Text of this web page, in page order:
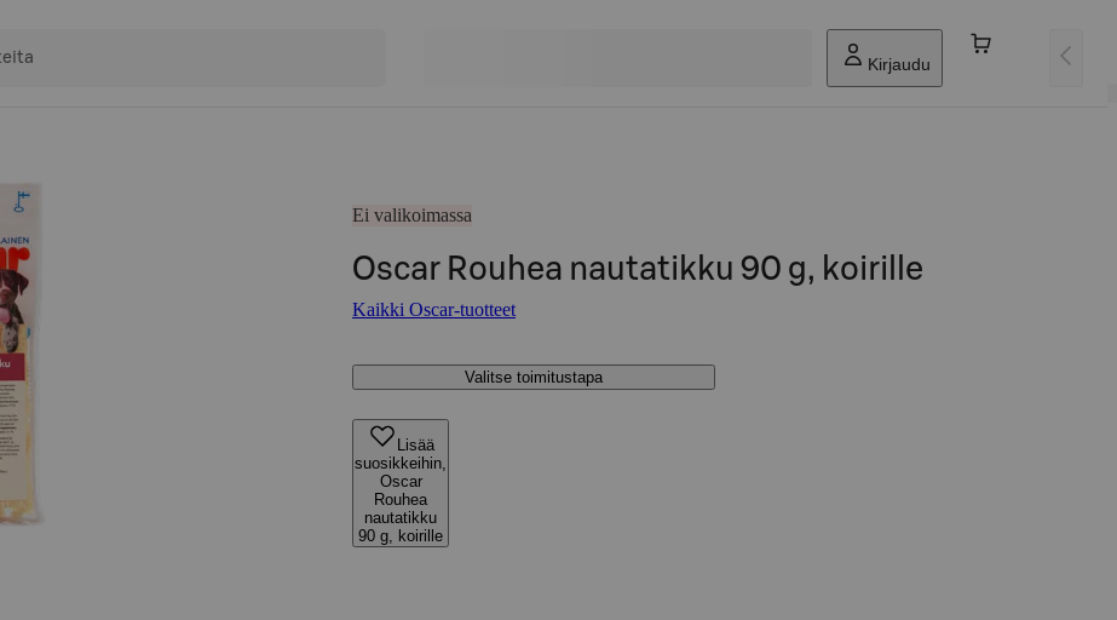
Kirjaudu
Ei valikoimassa
Oscar Rouhea nautatikku 90 g, koirille
Kaikki Oscar-tuotteet
Valitse toimitustapa
Lisää
suosikkeihin,
Oscar
Rouhea
nautatikku
90 g, koirille